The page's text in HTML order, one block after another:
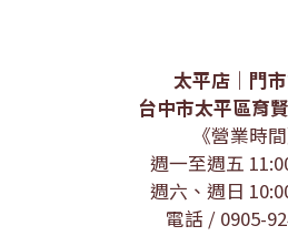
太平店｜門
台中市太平區育
《營業時間
週一至週五
週六、週日
電話 / 0905-